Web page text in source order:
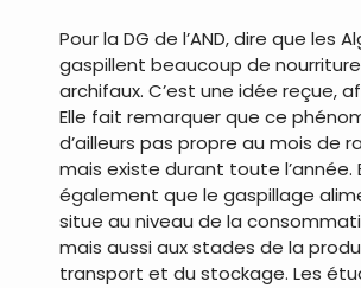
Pour la DG de l’AND, dire que les
gaspillent beaucoup de
archifaux. C’est une idée reçue,
Elle fait remarquer que ce
d’ailleurs pas propre au mois de
mais existe durant toute l’année.
également que le gaspillage
situe au niveau de la
mais aussi aux stades de la
transport et du stockage. Les